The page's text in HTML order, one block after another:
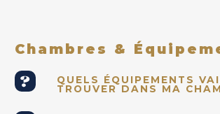
Chambres &
QUELS ÉQUIPEMENTS
TROUVER DANS MA